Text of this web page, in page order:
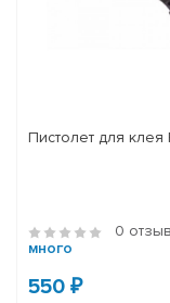
Пистолет для клея
0
много
550 ₽